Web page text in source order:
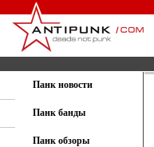
Панк новости
Панк банды
Панк обзоры